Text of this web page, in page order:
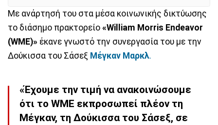
Με ανάρτησή του στα μέσα κοινωνικής δικτύωσης
το διάσημο πρακτορείο «William Morris Endeavor
(WME)» έκανε γνωστό την συνεργασία του με την
Δούκισσα του Σάσεξ Μέγκαν Μαρκλ.
«Έχουμε την τιμή να ανακοινώσουμε
ότι το WME εκπροσωπεί πλέον τη
Μέγκαν, τη Δούκισσα του Σάσεξ, σε